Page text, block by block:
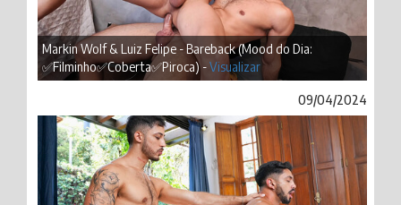
Markin Wolf & Luiz Felipe - Bareback (Mood do Dia:
✅Filminho✅Coberta✅Piroca) -Visualizar
09/04/2024